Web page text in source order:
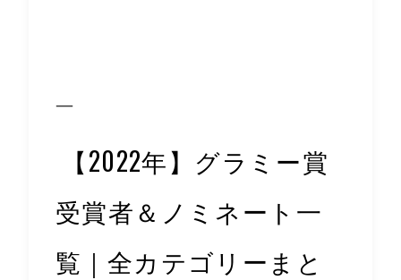
【2022年】グラミー賞
受賞者＆ノミネート一
覧｜全カテゴリーまと